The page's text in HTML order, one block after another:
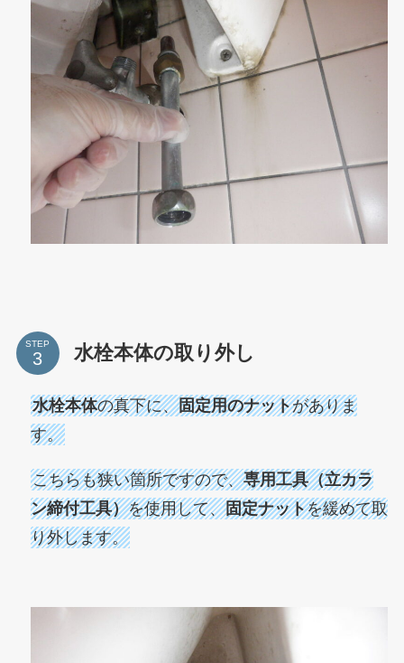
STEP 水栓本体の取り外し
水栓本体の真下に、固定用のナットがありま
す。
こちらも狭い箇所ですので、専用工具（立カラ
ン締付工具）を使用して、固定ナットを緩めて取
り外します。